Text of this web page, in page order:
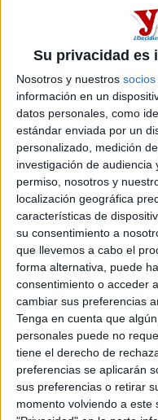
Su privacidad es
Nosotros y nuestros socios
información en un
datos personales, como
estándar enviada por un
personalizado, medición
investigación de audiencia
permiso, nosotros y
localización geográfica
características de
su consentimiento a
que llevemos a cabo el
forma alternativa, puede
consentimiento o acceder
cambiar sus preferencias
Tenga en cuenta que
personales puede no
tiene el derecho de
preferencias se aplicarán
sus preferencias o retirar
momento volviendo a este
Artículos
Lista de Espera de
significa y qué
Preinscripción
y nuestros mejores